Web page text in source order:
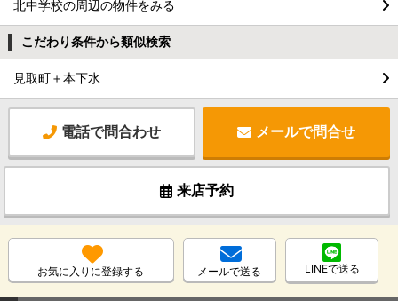
北中学校の周辺の物件をみる
こだわり条件から類似検索
見取町＋本下水
電話で問合わせ メールで問合せ
来店予約
お気に入りに登録する メールで送る LINEで送る